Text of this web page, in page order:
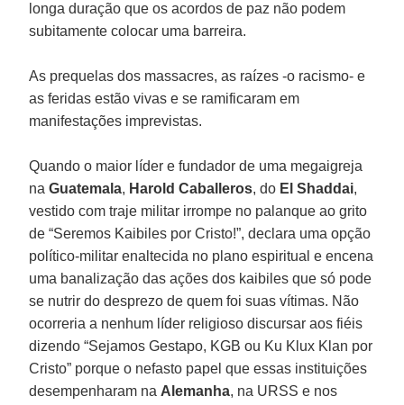
longa duração que os acordos de paz não podem
subitamente colocar uma barreira.
As prequelas dos massacres, as raízes -o racismo- e
as feridas estão vivas e se ramificaram em
manifestações imprevistas.
Quando o maior líder e fundador de uma megaigreja
naGuatemala, Harold Caballeros, do El Shaddai,
vestido com traje militar irrompe no palanque ao grito
de “Seremos Kaibiles por Cristo!”, declara uma opção
político-militar enaltecida no plano espiritual e encena
uma banalização das ações dos kaibiles que só pode
se nutrir do desprezo de quem foi suas vítimas. Não
ocorreria a nenhum líder religioso discursar aos fiéis
dizendo “Sejamos Gestapo, KGB ou Ku Klux Klan por
Cristo” porque o nefasto papel que essas instituições
desempenharam na Alemanha, na URSS e nos